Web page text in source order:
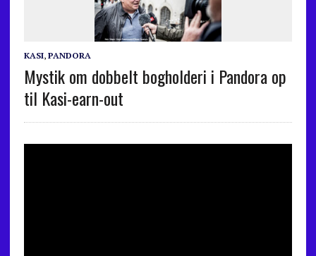
KASI, PANDORA
Mystik om dobbelt bogholderi i Pandora op
til Kasi-earn-out